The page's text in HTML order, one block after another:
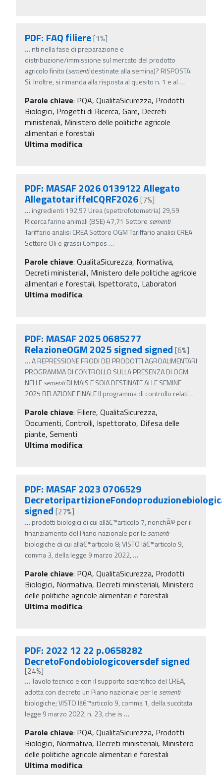
PDF: FAQ filiere[1%]
… nti nella fase di preparazione e
distribuzione/immissione sul mercato del prodotto
agricolo finito (sementidestinate alla semina)? RISPOSTA:
Si. Inoltre, si rimanda alla risposta al quesito n. 1 e al …
Parole chiave: PQA, QualitaSicurezza, Prodotti
Biologici, Progetti di Ricerca, Gare, Decreti
ministeriali, Ministero delle politiche agricole
alimentari e forestali
Ultima modifica:
PDF: MASAF 2026 0139122 Allegato
AllegatotariffeICQRF2026[7%]
… ingredienti 192,97 Urea (spettrofotometria) 29,59
Ricerca farine animali (BSE) 47,71 Settore sementi
Tariffario analisi CREA Settore OGM Tariffario analisi CREA
Settore Oli e grassi Compos …
Parole chiave: QualitaSicurezza, Normativa,
Decreti ministeriali, Ministero delle politiche agricole
alimentari e forestali, Ispettorato, Laboratori
Ultima modifica:
PDF: MASAF 2025 0685277
RelazioneOGM 2025 signed signed [6%]
…A REPRESSIONE FRODI DEI PRODOTTI AGROALIMENTARI
PROGRAMMA DI CONTROLLO SULLA PRESENZA DI OGM
NELLEsementiDI MAIS E SOIA DESTINATE ALLE SEMINE
2025 RELAZIONE FINALE Il programma di controllo relati …
Parole chiave: Filiere, QualitaSicurezza,
Documenti, Controlli, Ispettorato, Difesa delle
piante, Sementi
Ultima modifica:
PDF: MASAF 2023 0706529
signed [27%]
… prodotti biologici di cui allâ€™articolo 7, nonchÃ© per il
finanziamento del Piano nazionale per le sementi
biologiche di cui allâ€™articolo 8; VISTO lâ€™articolo 9,
comma 3, della legge 9 marzo 2022, …
Parole chiave: PQA, QualitaSicurezza, Prodotti
Biologici, Normativa, Decreti ministeriali, Ministero
delle politiche agricole alimentari e forestali
Ultima modifica:
PDF: 2022 12 22 p.0658282
DecretoFondobiologicoversdef signed
[24%]
…Tavolo tecnico e con il supporto scientifico del CREA,
adotta con decreto un Piano nazionale per le sementi
biologiche; VISTO lâ€™articolo 9, comma 1, della succitata
legge 9 marzo 2022, n. 23, che is …
Parole chiave: PQA, QualitaSicurezza, Prodotti
Biologici, Normativa, Decreti ministeriali, Ministero
delle politiche agricole alimentari e forestali
Ultima modifica: